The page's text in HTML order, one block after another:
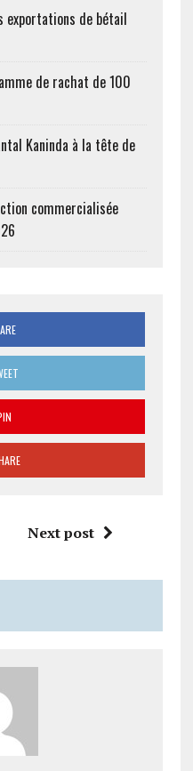
exportations de bétail
de rachat de 100
Kaninda à la tête de
commercialisée
Next post